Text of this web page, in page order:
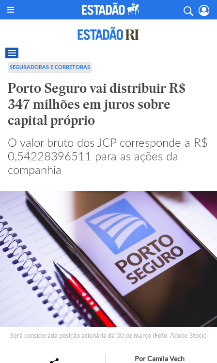
SEGURADORAS E CORRETORAS
Porto Seguro vai distribuir R$
347 milhões em juros sobre
capital próprio
O valor bruto dos JCP corresponde a R$
0,54228396511 para as ações da
companhia
Será considerada posição acionária da 30 de março (Foto: Adobe Stock)
Por Camila Vech